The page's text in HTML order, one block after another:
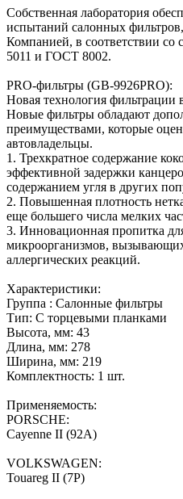
Собственная лаборатория
испытаний салонных
Компанией, в соответствии со
5011 и ГОСТ 8002.
PRO-фильтры (GB-9926PRO):
Новая технология фильтрации
Новые фильтры обладают
преимуществами, которые
автовладельцы.
1. Трехкратное содержание
эффективной задержки
содержанием угля в других
2. Повышенная плотность
еще большего числа мелких
3. Инновационная пропитка
микроорганизмов,
аллергических реакций.
Характеристики:
Группа : Салонные фильтры
Тип: C торцевыми планками
Высота, мм: 43
Длина, мм: 278
Ширина, мм: 219
Комплектность: 1 шт.
Применяемость:
PORSCHE:
Cayenne II (92A)
VOLKSWAGEN:
Touareg II (7P)